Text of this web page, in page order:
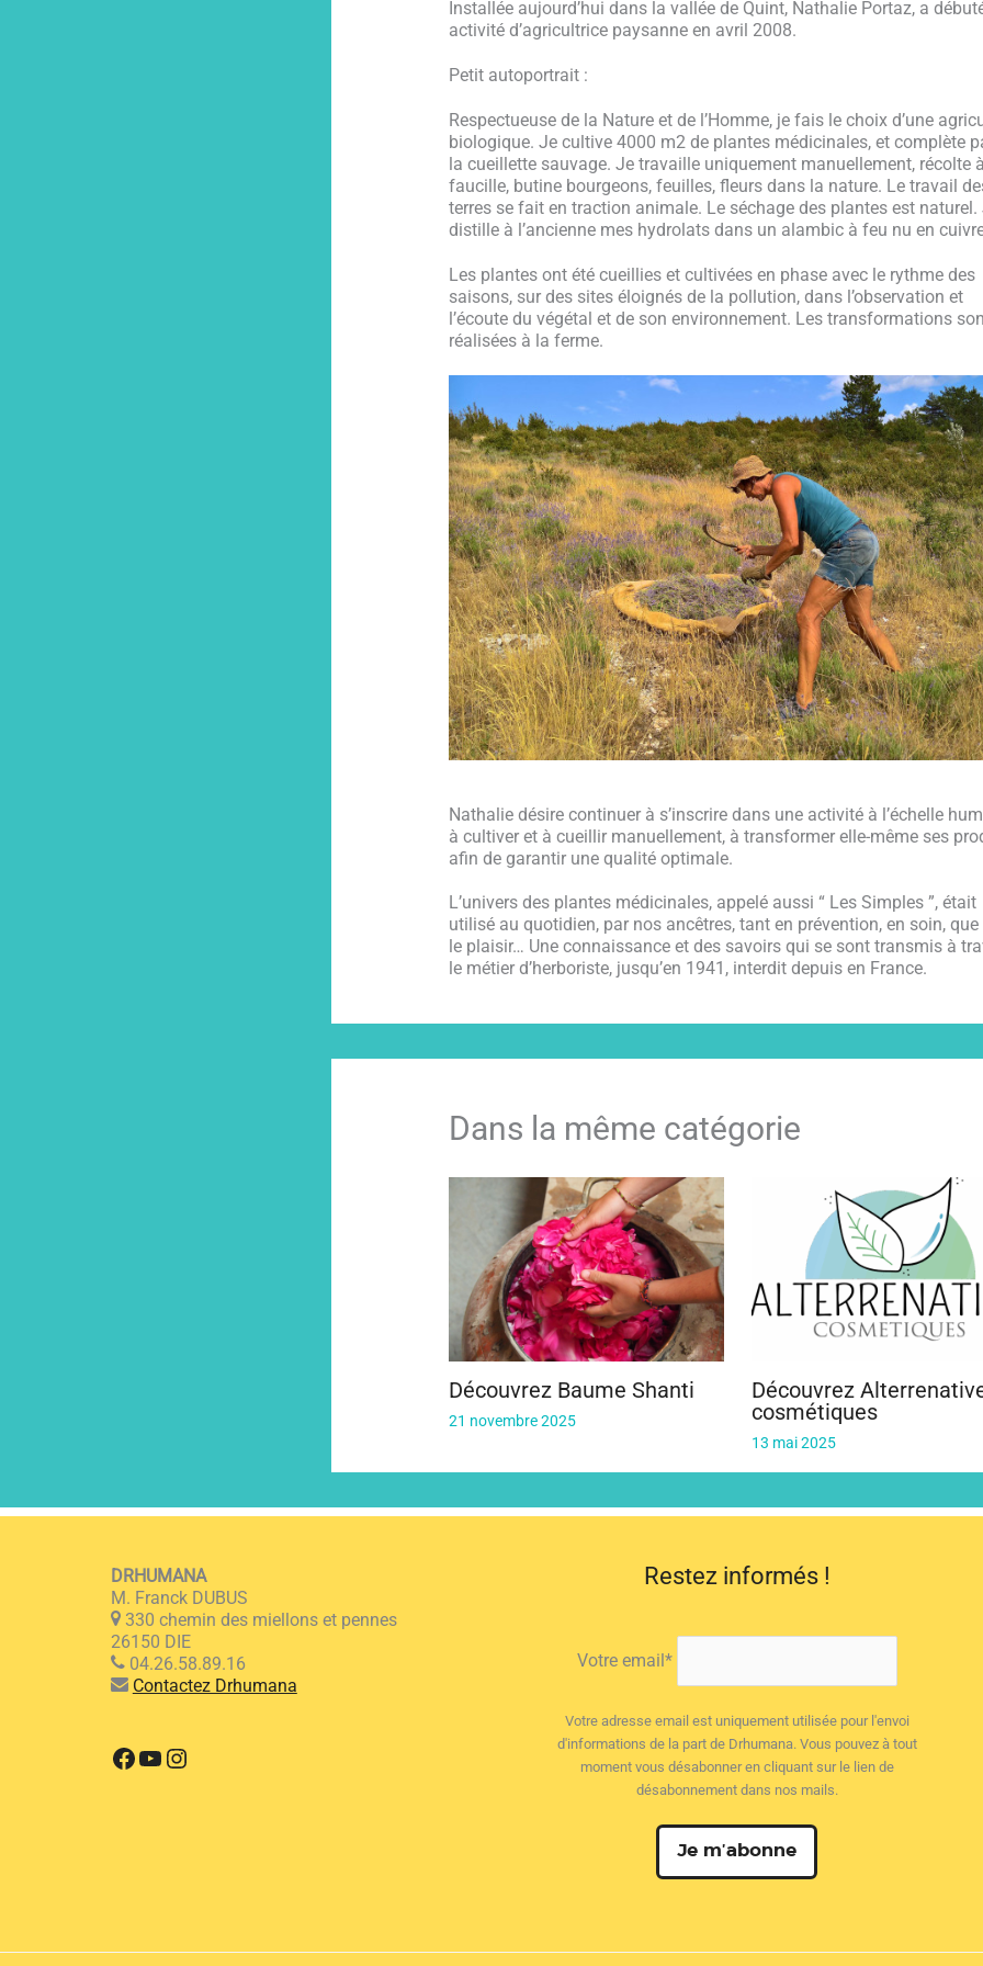
Installée aujourd’hui dans la vallée de Quint, Nathalie Portaz, a
activité d’agricultrice paysanne en avril 2008.
Petit autoportrait :
Respectueuse de la Nature et de l’Homme, je fais le choix d’une
biologique. Je cultive 4000 m2 de plantes médicinales, et complète
la cueillette sauvage. Je travaille uniquement manuellement, récolte
faucille, butine bourgeons, feuilles, fleurs dans la nature. Le travail
terres se fait en traction animale. Le séchage des plantes est naturel.
distille à l’ancienne mes hydrolats dans un alambic à feu nu en
Les plantes ont été cueillies et cultivées en phase avec le rythme des
saisons, sur des sites éloignés de la pollution, dans l’observation et
l’écoute du végétal et de son environnement. Les transformations
réalisées à la ferme.
Nathalie désire continuer à s’inscrire dans une activité à l’échelle
à cultiver et à cueillir manuellement, à transformer elle-même ses
afin de garantir une qualité optimale.
L’univers des plantes médicinales, appelé aussi “ Les Simples ”, était
utilisé au quotidien, par nos ancêtres, tant en prévention, en soin, que
le plaisir… Une connaissance et des savoirs qui se sont transmis à
le métier d’herboriste, jusqu’en 1941, interdit depuis en France.
Dans la même catégorie
Découvrez Baume Shanti
21 novembre 2025
Découvrez
cosmétiques
13 mai 2025
DRHUMANA
M. Franck DUBUS
330 chemin des miellons et pennes
26150 DIE
04.26.58.89.16
Contactez Drhumana
Facebook
YouTube
Instagram
Restez informés !
Votre email*
Votre adresse email est uniquement utilisée pour l'envoi
d'informations de la part de Drhumana. Vous pouvez à tout
moment vous désabonner en cliquant sur le lien de
désabonnement dans nos mails.